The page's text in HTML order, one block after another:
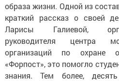
образа жизни. Одной из
краткий рассказ о своей
Ларисы Галиевой,
руководителя центра
организаций по охране
«Форпост», это помогло
знания. Тем более,